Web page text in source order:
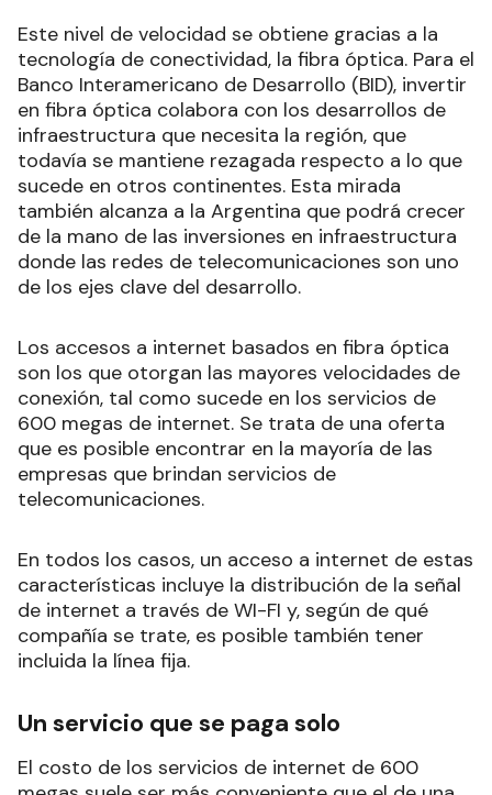
Este nivel de velocidad se obtiene gracias a la
tecnología de conectividad, la fibra óptica. Para el
Banco Interamericano de Desarrollo (BID), invertir
en fibra óptica colabora con los desarrollos de
infraestructura que necesita la región, que
todavía se mantiene rezagada respecto a lo que
sucede en otros continentes. Esta mirada
también alcanza a la Argentina que podrá crecer
de la mano de las inversiones en infraestructura
donde las redes de telecomunicaciones son uno
de los ejes clave del desarrollo.
Los accesos a internet basados en fibra óptica
son los que otorgan las mayores velocidades de
conexión, tal como sucede en los servicios de
600 megas de internet. Se trata de una oferta
que es posible encontrar en la mayoría de las
empresas que brindan servicios de
telecomunicaciones.
En todos los casos, un acceso a internet de estas
características incluye la distribución de la señal
de internet a través de WI-FI y, según de qué
compañía se trate, es posible también tener
incluida la línea fija.
Un servicio que se paga solo
El costo de los servicios de internet de 600